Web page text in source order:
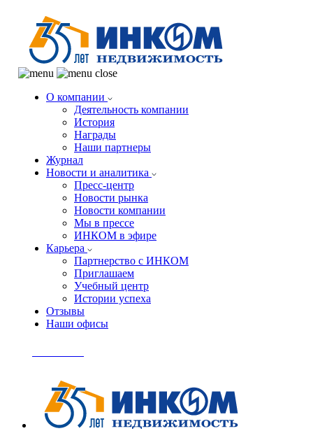
О компании
Деятельность компании
История
Награды
Наши партнеры
Журнал
Новости и аналитика
Пресс-центр
Новости рынка
Новости компании
Мы в прессе
ИНКОМ в эфире
Карьера
Партнерство с ИНКОМ
Приглашаем
Учебный центр
Истории успеха
Отзывы
Наши офисы